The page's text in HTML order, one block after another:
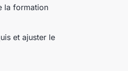
la formation
et ajuster le